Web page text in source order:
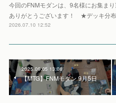
今回のFNMモダンは、9名様にお集まり
ありがとうございます！ ★デッキ分布
2026.07.10 12:52
2025.09.05 13:08
【MTG】FNMモダン 9月5日